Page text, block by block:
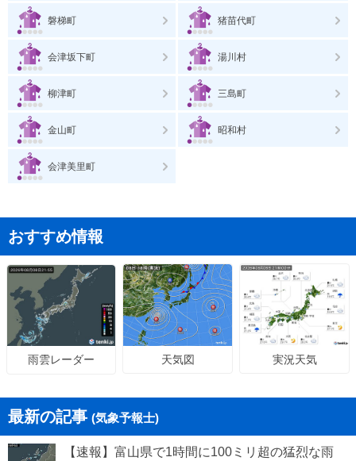
磐梯町 猪苗代町
会津坂下町 湯川村
柳津町 三島町
金山町 昭和村
会津美里町
おすすめ情報
雨雲レーダー 天気図 実況天気
最新の記事 (気象予報士)
【速報】富山県で1時間に100ミリ超の猛烈な雨